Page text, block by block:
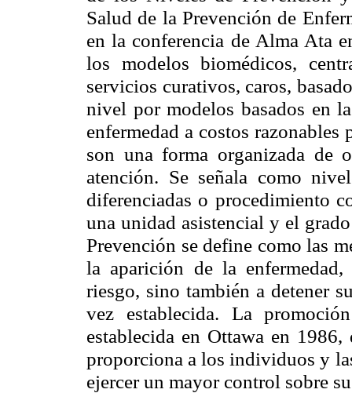
Salud de la Prevención de
en la conferencia de Alma Ata
los modelos biomédicos,
servicios curativos, caros,
nivel por modelos basados en
enfermedad a costos
son una forma organizada de
atención. Se señala como
diferenciadas o procedimiento
una unidad asistencial y el
Prevención se define como las
la aparición de la
riesgo, sino también a detener
vez establecida. La
establecida en Ottawa en
proporciona a los individuos y
ejercer un mayor control sobre